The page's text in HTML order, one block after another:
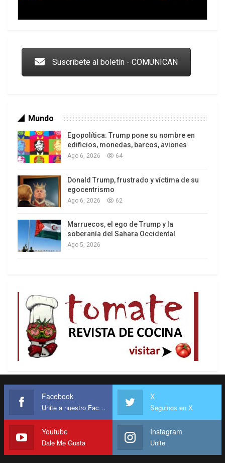
Los latinos le van dando la espalda a Trump
Suscribete al boletín - COMUNICAN
Mundo
Egopolítica: Trump pone su nombre en
edificios, monedas, barcos, aviones
Ago 6, 2026 64
Donald Trump, frustrado y víctima de su
egocentrismo
Ago 6, 2026 62
Marruecos, el ego de Trump y la
soberanía del Sahara Occidental
Ago 5, 2026
Facebook
Unite a nuestro Facebook
X
Seguinos en X
Youtube
Dale Me Gusta
Instagram
Unite